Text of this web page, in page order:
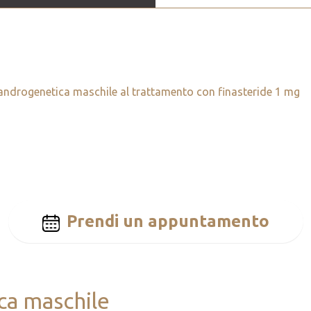
maschile al trattamento con finasteride 1 mg
Prendi un appuntamento
maschile